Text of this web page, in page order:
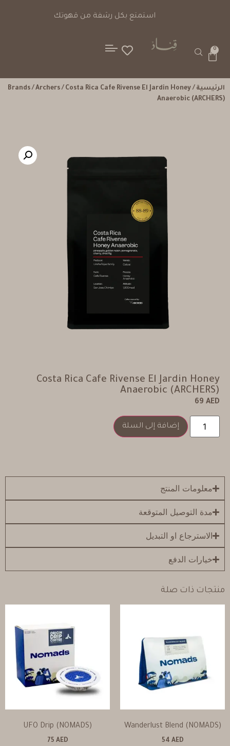
خيارات دفع آمنة
0
الرئيسية /
Brands/ Archers/ Costa Rica Cafe Rivense El Jardin Honey
Anaerobic (ARCHERS)
Costa Rica Cafe Rivense El Jardin Honey
Anaerobic (ARCHERS)
69 AED
إضافة إلى السلة
معلومات المنتج
مدة التوصيل المتوقعة
الاسترجاع او التبديل
خيارات الدفع
منتجات ذات صلة
Wanderlust Blend (NOMADS)
54 AED
UFO Drip (NOMADS)
75 AED